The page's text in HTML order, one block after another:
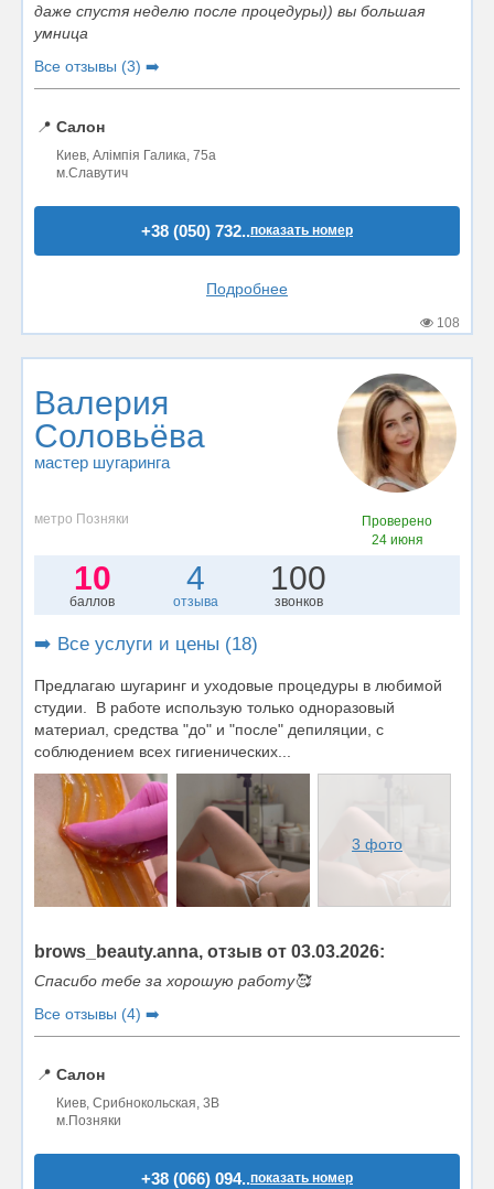
даже спустя неделю после процедуры)) вы большая
умница
Все отзывы (3) ➡️
📍 Салон
Киев, Алімпія Галика, 75а
м.Славутич
+38 (050) 732..показать номер
Подробнее
108
Валерия
Соловьёва
мастер шугаринга
метро Позняки
Проверено
24 июня
10
баллов
4
отзыва
100
звонков
➡️ Все услуги и цены (18)
Предлагаю шугаринг и уходовые процедуры в любимой
студии. В работе использую только одноразовый
материал, средства "до" и "после" депиляции, с
соблюдением всех гигиенических...
3 фото
brows_beauty.anna, отзыв от 03.03.2026:
Спасибо тебе за хорошую работу🥰
Все отзывы (4) ➡️
📍 Салон
Киев, Срибнокольская, 3В
м.Позняки
+38 (066) 094..показать номер